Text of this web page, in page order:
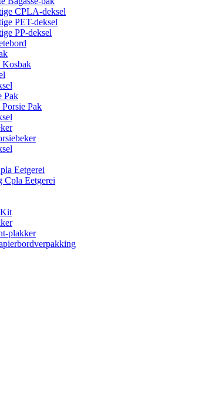
CPLA-deksel
PET-deksel
PP-deksel
Kosbak
Pak
Porsie Pak
Eetgerei
Cpla Eetgerei
plakker